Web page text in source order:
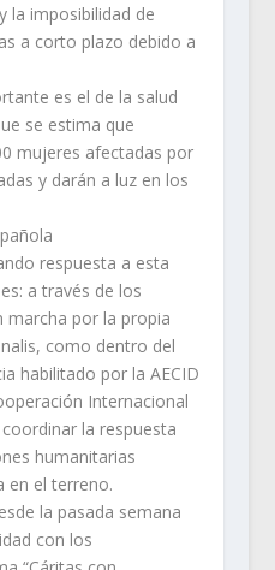
la imposibilidad de
a corto plazo debido a
es el de la salud
se estima que
mujeres afectadas por
y darán a luz en los
respuesta a esta
a través de los
marcha por la propia
como dentro del
habilitado por la AECID
Internacional
la respuesta
humanitarias
en el terreno.
la pasada semana
con los